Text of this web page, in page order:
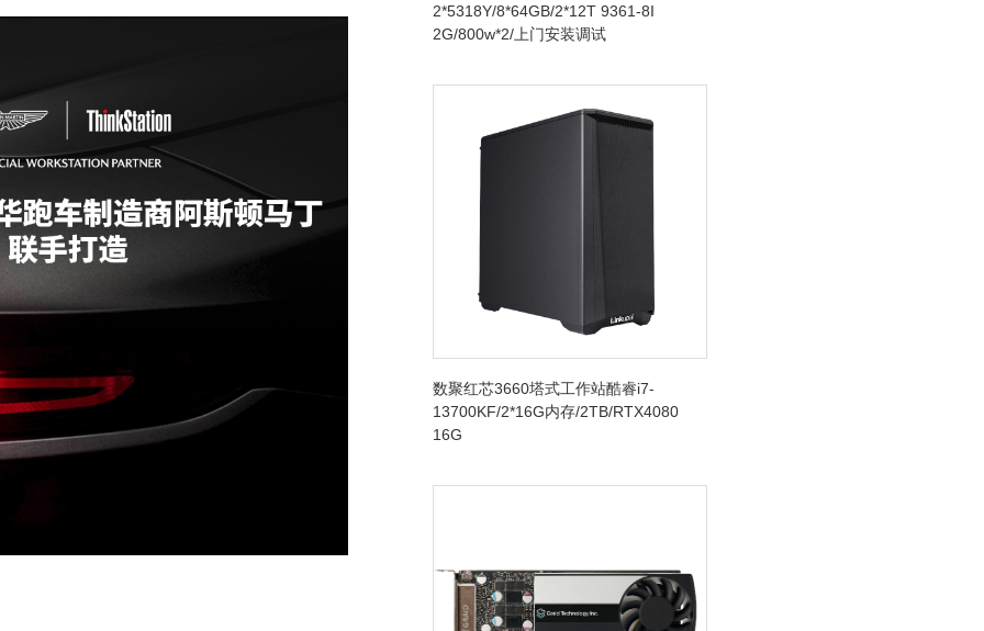
2*5318Y/8*64GB/2*12T 9361-8I
2G/800w*2/上门安装调试
数聚红芯3660塔式工作站酷睿i7-
13700KF/2*16G内存/2TB/RTX4080
16G